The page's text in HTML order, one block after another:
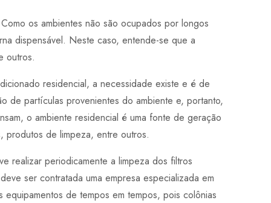
os ambientes não são ocupados por longos
dispensável. Neste caso, entende-se que a
outros.
residencial, a necessidade existe e é de
de partículas provenientes do ambiente e, portanto,
o ambiente residencial é uma fonte de geração
produtos de limpeza, entre outros.
realizar periodicamente a limpeza dos filtros
ser contratada uma empresa especializada em
de tempos em tempos, pois colônias